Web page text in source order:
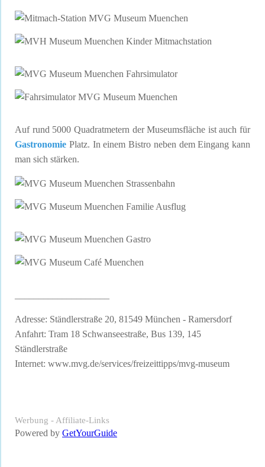
Auf rund 5000 Quadratmetern der Museumsfläche ist auch für
Gastronomie Platz. In einem Bistro neben dem Eingang kann
man sich stärken.
Adresse: Ständlerstraße 20, 81549 München - Ramersdorf
Anfahrt: Tram 18 Schwanseestraße, Bus 139, 145
Ständlerstraße
Internet: www.mvg.de/services/freizeittipps/mvg-museum
Werbung - Affiliate-Links
Powered by GetYourGuide